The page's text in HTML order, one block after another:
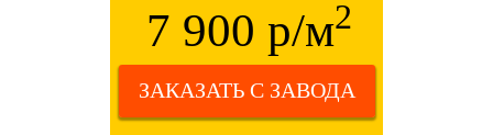
7 900 р/м2
ЗАКАЗАТЬ С ЗАВОДА